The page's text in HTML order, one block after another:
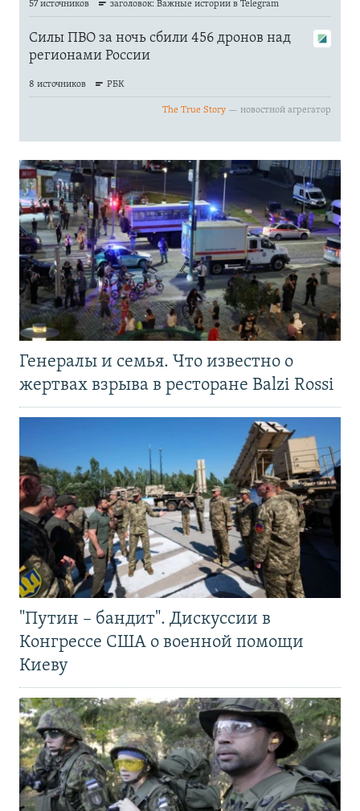
Генералы и семья. Что известно о
жертвах взрыва в ресторане Balzi Rossi
"Путин – бандит". Дискуссии в
Конгрессе США о военной помощи
Киеву